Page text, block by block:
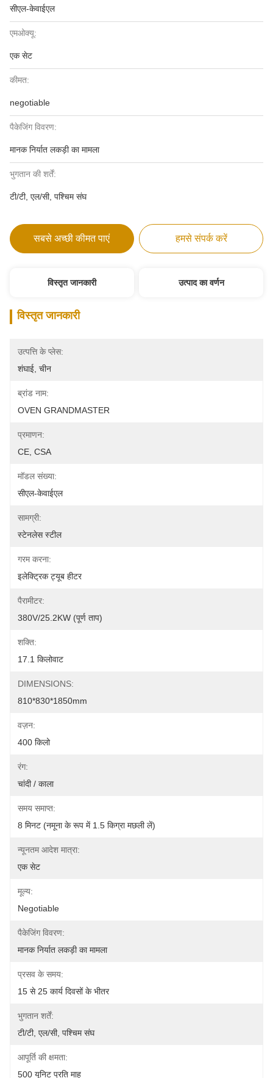
सीएल-केवाईएल
एमओक्यू:
एक सेट
कीमत:
negotiable
पैकेजिंग विवरण:
मानक निर्यात लकड़ी का मामला
भुगतान की शर्तें:
टी/टी, एल/सी, पश्चिम संघ
सबसे अच्छी कीमत पाएं हमसे संपर्क करें
विस्तृत जानकारी उत्पाद का वर्णन
विस्तृत जानकारी
उत्पत्ति के प्लेस:
शंघाई, चीन
ब्रांड नाम:
OVEN GRANDMASTER
प्रमाणन:
CE, CSA
मॉडल संख्या:
सीएल-केवाईएल
सामग्री:
स्टेनलेस स्टील
गरम करना:
इलेक्ट्रिक ट्यूब हीटर
पैरामीटर:
380V/25.2KW (पूर्ण ताप)
शक्ति:
17.1 किलोवाट
DIMENSIONS:
810*830*1850mm
वज़न:
400 किलो
रंग:
चांदी / काला
समय समाप्त:
8 मिनट (नमूना के रूप में 1.5 किग्रा मछली लें)
न्यूनतम आदेश मात्रा:
एक सेट
मूल्य:
Negotiable
पैकेजिंग विवरण:
मानक निर्यात लकड़ी का मामला
प्रसव के समय:
15 से 25 कार्य दिवसों के भीतर
भुगतान शर्तें:
टी/टी, एल/सी, पश्चिम संघ
आपूर्ति की क्षमता:
500 यूनिट प्रति माह